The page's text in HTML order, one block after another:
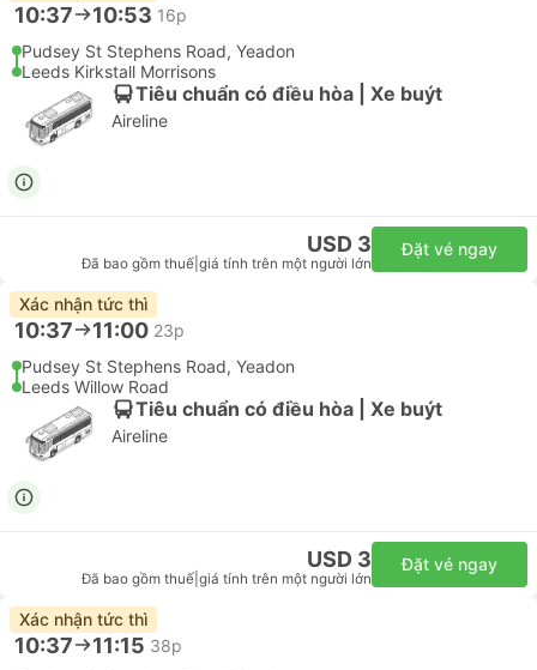
10:37 10:53 16p
Pudsey St Stephens Road, Yeadon
Leeds Kirkstall Morrisons
Tiêu chuẩn có điều hòa | Xe buýt
Aireline
USD 3
Đã bao gồm thuế giá tính trên một người lớn
Đặt vé ngay
Xác nhận tức thì
10:37 11:00 23p
Pudsey St Stephens Road, Yeadon
Leeds Willow Road
Tiêu chuẩn có điều hòa | Xe buýt
Aireline
USD 3
Đã bao gồm thuế giá tính trên một người lớn
Đặt vé ngay
Xác nhận tức thì
10:37 11:15 38p